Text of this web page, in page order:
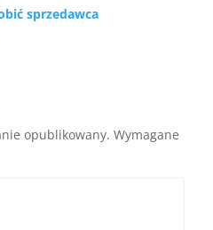
sprzedawca
opublikowany. Wymagane